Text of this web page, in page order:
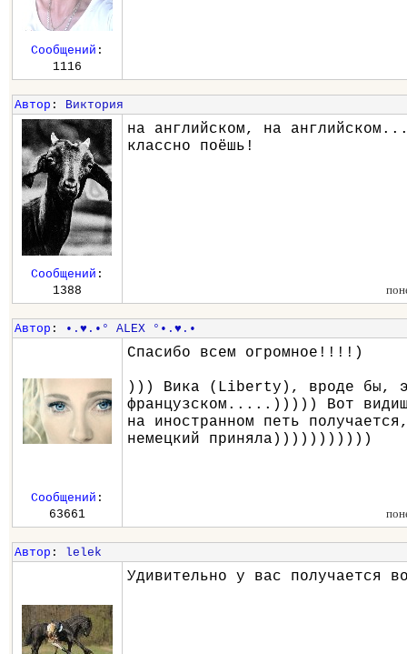
Сообщений :
1116
Автор : Виктория
на английском, на
классно поёшь!
Сообщений :
1388
Автор : •.♥.•° ALEX °•.♥.•
Спасибо всем огромное!!!!)
))) Вика (Liberty), вроде бы,
французском.....))))) Вот
на иностранном петь
немецкий приняла)))))))))))
Сообщений :
63661
Автор : lelek
Удивительно у вас получается